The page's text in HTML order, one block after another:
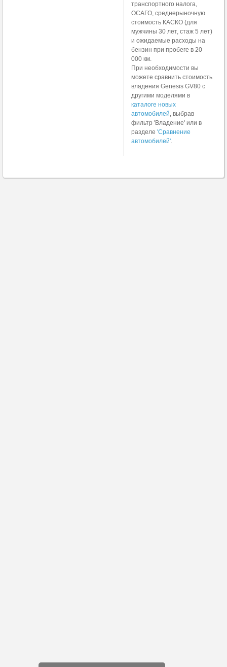
транспортного налога,
ОСАГО, среднерыночную
стоимость КАСКО (для
мужчины 30 лет, стаж 5 лет)
и ожидаемые расходы на
бензин при пробеге в 20
000 км.
При необходимости вы
можете сравнить стоимость
владения Genesis GV80 с
другими моделями в
каталоге новых
автомобилей, выбрав
фильтр 'Владение' или в
разделе 'Сравнение
автомобилей'.